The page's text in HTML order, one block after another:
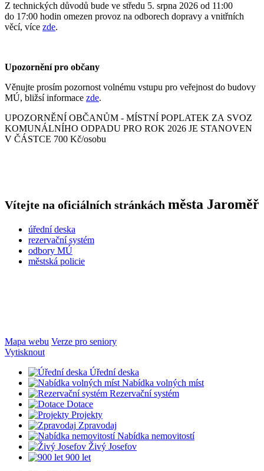
Z technických důvodů bude ve středu 5. srpna 2026 od 11:00
do 17:00 hodin omezen provoz na odborech dopravy a vnitřních
věcí, více zde.
Upozornění pro občany
Věnujte prosím pozornost volnému vstupu pro veřejnost do budovy
MÚ, bližsí informace zde.
UPOZORNĚNÍ OBČANŮM - MÍSTNÍ POPLATEK ZA SVOZ
KOMUNÁLNÍHO ODPADU PRO ROK 2026 JE STANOVEN
V ČÁSTCE 700 Kč/osobu
Vítejte na oficiálních stránkách města Jaroměř
úřední deska
rezervační systém
odbory MÚ
městská policie
Mapa webu Verze pro seniory
Vytisknout
Úřední deska
Nabídka volných míst
Rezervační systém
Dotace
Projekty
Zpravodaj
Nabídka nemovitostí
Živý Josefov
900 let